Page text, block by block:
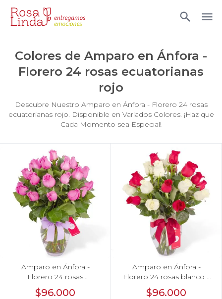
Colores de Amparo en Ánfora -
Florero 24 rosas ecuatorianas
rojo
Descubre Nuestro Amparo en Ánfora - Florero 24 rosas
ecuatorianas rojo. Disponible en Variados Colores. ¡Haz que
Cada Momento sea Especial!
Amparo en Ánfora -
Florero 24 rosas
ecuatorianas lila
$96.000
Amparo en Ánfora -
Florero 24 rosas blanco y
$96.000
Arreglos florales amarillos
Arreglos florales con rosas bicolor
Arreglos florales de color rojo
Arreglos Florales de Cumpleaños
Arreglos Florales en Florero
Arreglos florales en tono lila
Arreglos florales en tono naranja
Arreglos florales en tono verde
Arreglos Florales para Aniversario
Arreglos florales para dar agradecimiento
Arreglos Florales para Defunciones
Arreglos Florales para Eventos